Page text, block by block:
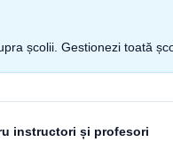
școlii. Gestionezi toată
instructori și profesori